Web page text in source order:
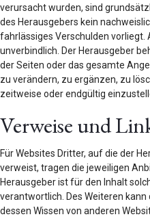
verursacht wurden, sind
des Herausgebers kein
fahrlässiges Verschulden vorliegt.
unverbindlich. Der Herausgeber
der Seiten oder das gesamte
zu verändern, zu ergänzen, zu
zeitweise oder endgültig
Verweise und
Für Websites Dritter, auf die der
verweist, tragen die jeweiligen
Herausgeber ist für den Inhalt
verantwortlich. Des Weiteren
dessen Wissen von anderen